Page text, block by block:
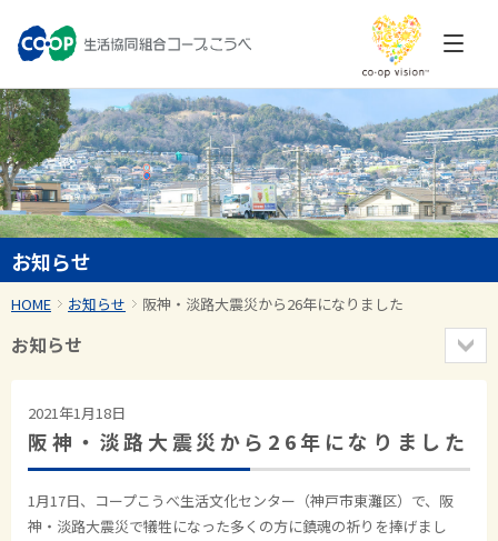
お知らせ
HOME お知らせ 阪神・淡路大震災から26年になりました
お知らせ
2021年1月18日
阪神・淡路大震災から26年になりました
1月17日、コープこうべ生活文化センター（神戸市東灘区）で、阪
神・淡路大震災で犠牲になった多くの方に鎮魂の祈りを捧げまし